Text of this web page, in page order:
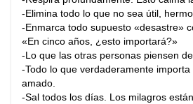
-Elimina todo lo que no sea útil,
-Enmarca todo supuesto «desastre»
«En cinco años, ¿esto importará?»
-Lo que las otras personas piensen
-Todo lo que verdaderamente
amado.
-Sal todos los días. Los milagros